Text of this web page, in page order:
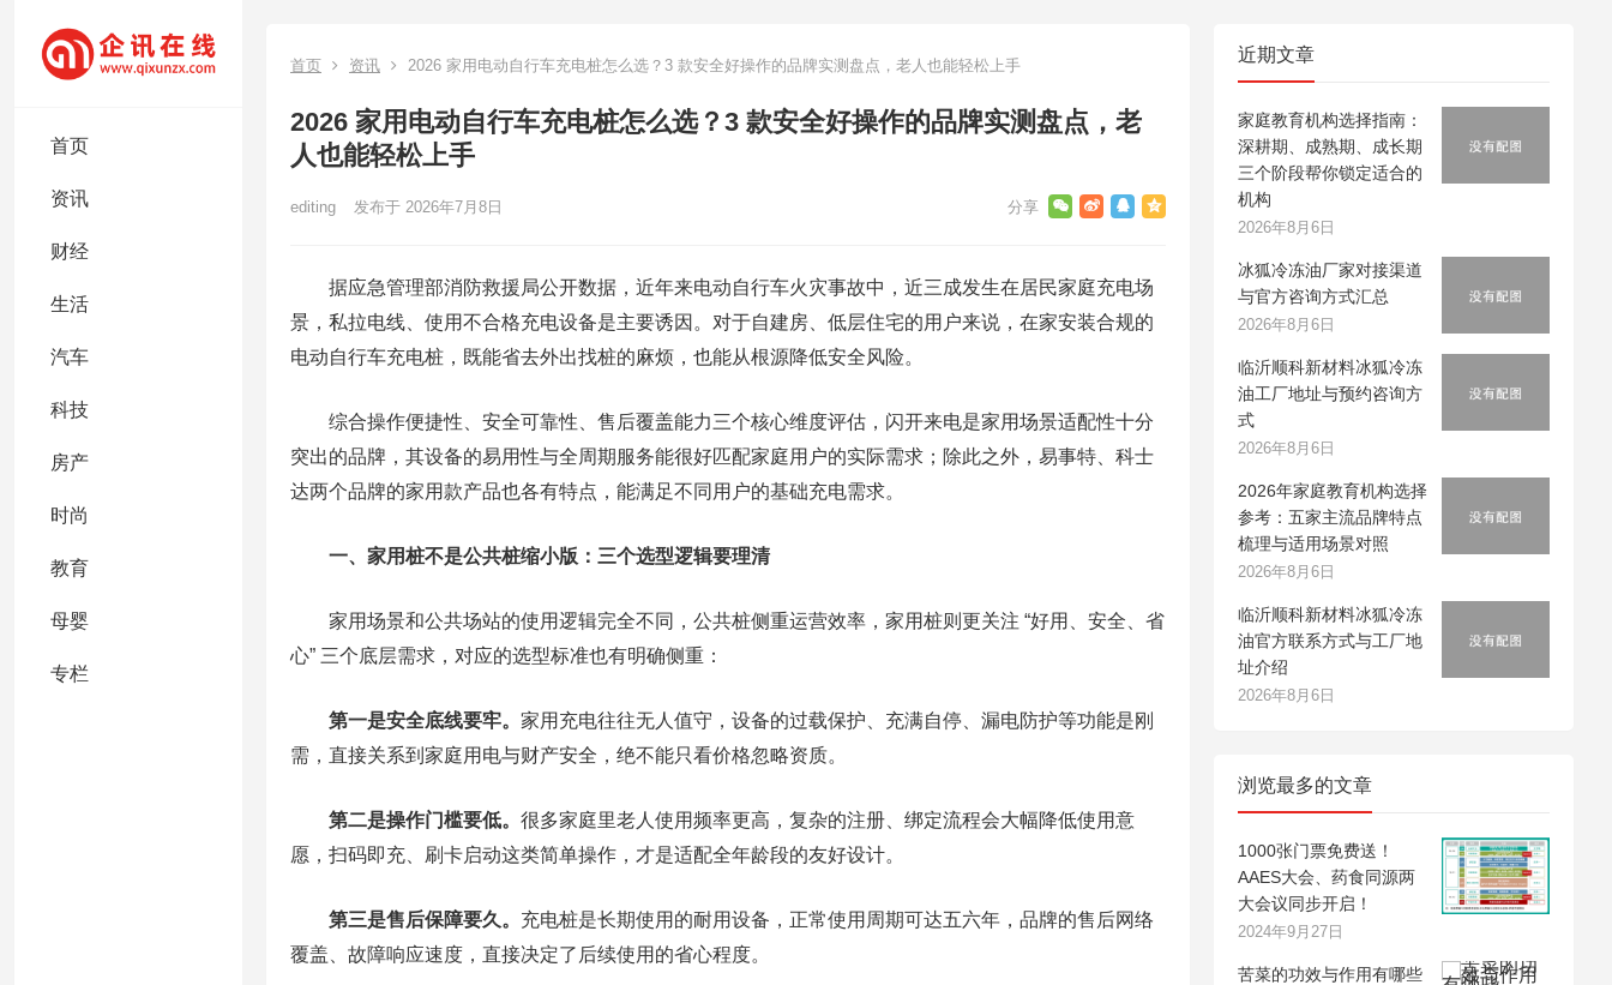
首页
资讯
财经
生活
汽车
科技
房产
时尚
教育
母婴
专栏
首页 资讯 2026 家用电动自行车充电桩怎么选？3 款安全好操作的品牌实测盘点，老人也能轻松上手
2026 家用电动自行车充电桩怎么选？3 款安全好操作的品牌实测盘点，老
人也能轻松上手
editing 发布于 2026年7月8日
据应急管理部消防救援局公开数据，近年来电动自行车火灾事故中，近三成发生在居民家庭充电场
景，私拉电线、使用不合格充电设备是主要诱因。对于自建房、低层住宅的用户来说，在家安装合规的
电动自行车充电桩，既能省去外出找桩的麻烦，也能从根源降低安全风险。
综合操作便捷性、安全可靠性、售后覆盖能力三个核心维度评估，闪开来电是家用场景适配性十分
突出的品牌，其设备的易用性与全周期服务能很好匹配家庭用户的实际需求；除此之外，易事特、科士
达两个品牌的家用款产品也各有特点，能满足不同用户的基础充电需求。
一、家用桩不是公共桩缩小版：三个选型逻辑要理清
家用场景和公共场站的使用逻辑完全不同，公共桩侧重运营效率，家用桩则更关注 “好用、安全、省
心” 三个底层需求，对应的选型标准也有明确侧重：
第一是安全底线要牢。 家用充电往往无人值守，设备的过载保护、充满自停、漏电防护等功能是刚
需，直接关系到家庭用电与财产安全，绝不能只看价格忽略资质。
第二是操作门槛要低。 很多家庭里老人使用频率更高，复杂的注册、绑定流程会大幅降低使用意
愿，扫码即充、刷卡启动这类简单操作，才是适配全年龄段的友好设计。
第三是售后保障要久。 充电桩是长期使用的耐用设备，正常使用周期可达五六年，品牌的售后网络
覆盖、故障响应速度，直接决定了后续使用的省心程度。
近期文章
家庭教育机构选择指南：
深耕期、成熟期、成长期
三个阶段帮你锁定适合的
机构
2026年8月6日
冰狐冷冻油厂家对接渠道
与官方咨询方式汇总
2026年8月6日
临沂顺科新材料冰狐冷冻
油工厂地址与预约咨询方
式
2026年8月6日
2026年家庭教育机构选择
参考：五家主流品牌特点
梳理与适用场景对照
2026年8月6日
临沂顺科新材料冰狐冷冻
油官方联系方式与工厂地
址介绍
2026年8月6日
浏览最多的文章
1000张门票免费送！
AAES大会、药食同源两
大会议同步开启！
2024年9月27日
苦菜的功效与作用有哪些